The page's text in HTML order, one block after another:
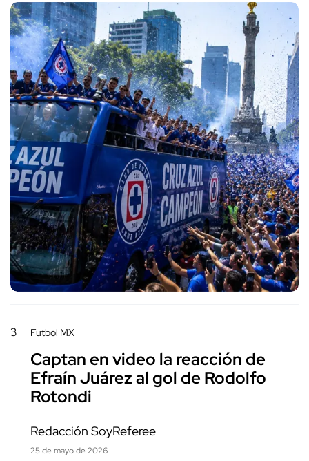
3 Futbol MX
Captan en video la reacción de
Efraín Juárez al gol de Rodolfo
Rotondi
Redacción SoyReferee
25 de mayo de 2026